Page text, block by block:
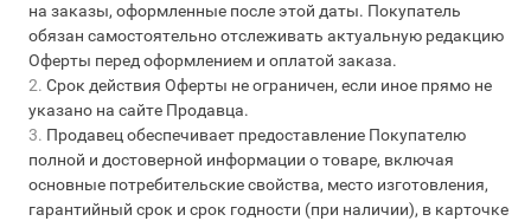
на заказы, оформленные после этой даты. Покупатель
обязан самостоятельно отслеживать актуальную редакцию
Оферты перед оформлением и оплатой заказа.
Срок действия Оферты не ограничен, если иное прямо не
указано на сайте Продавца.
Продавец обеспечивает предоставление Покупателю
полной и достоверной информации о товаре, включая
основные потребительские свойства, место изготовления,
гарантийный срок и срок годности (при наличии), в карточке